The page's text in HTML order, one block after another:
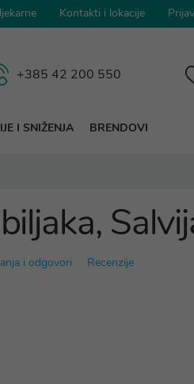
Kontakti i lokacije
+385 42 200 550
I SNIŽENJA BRENDOVI
i odgovori Recenzije